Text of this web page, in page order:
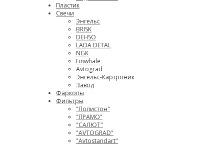
Пластик
Свечи
Энгельс
BRISK
DEHSO
LADA DETAL
NGK
Finwhale
Avtograd
Энгельс-Картроник
Завод
Фаркопы
Фильтры
"Полистон"
"ПРАМО"
"САЛЮТ"
"AVTOGRAD"
"Avtostandart"